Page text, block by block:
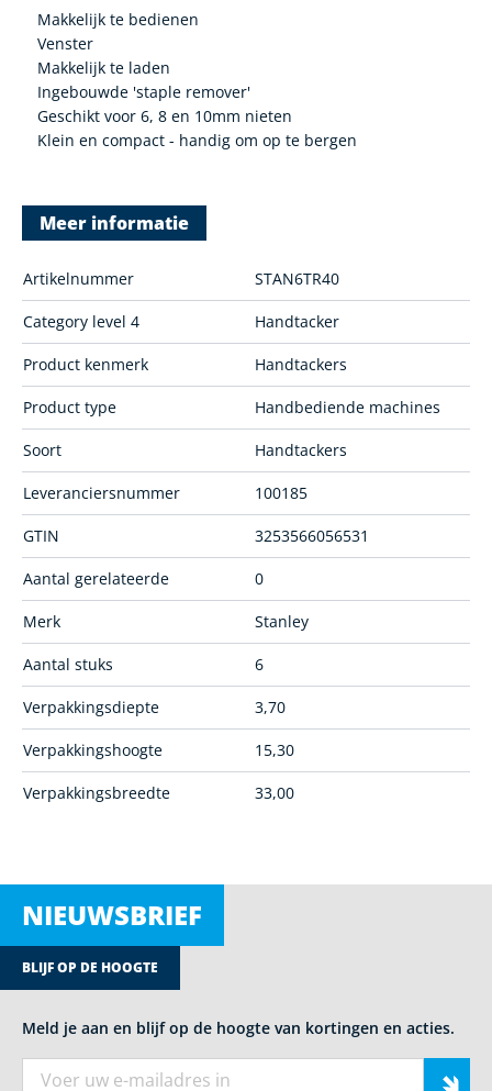
Makkelijk te bedienen
Venster
Makkelijk te laden
Ingebouwde 'staple remover'
Geschikt voor 6, 8 en 10mm nieten
Klein en compact - handig om op te bergen
Meer informatie
Artikelnummer STAN6TR40
Category level 4 Handtacker
Product kenmerk Handtackers
Product type Handbediende machines
Soort Handtackers
Leveranciersnummer 100185
GTIN 3253566056531
Aantal gerelateerde 0
Merk Stanley
Aantal stuks 6
Verpakkingsdiepte 3,70
Verpakkingshoogte 15,30
Verpakkingsbreedte 33,00
NIEUWSBRIEF
BLIJF OP DE HOOGTE
Meld je aan en blijf op de hoogte van kortingen en acties.